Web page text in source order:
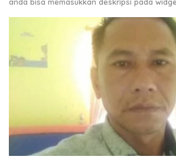
anda bisa memasukkan deskripsi pada